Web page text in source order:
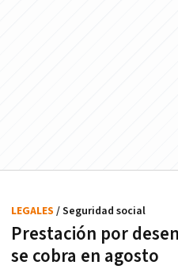
Prestación por
se cobra en agosto
LEGALES / Seguridad social